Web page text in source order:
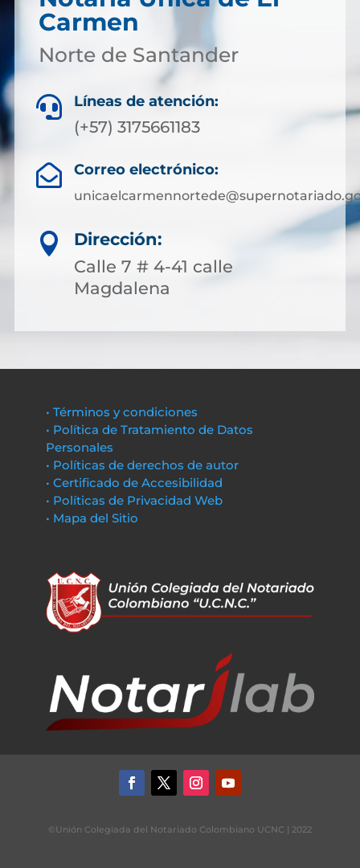
Carmen
Norte de Santander
 Líneas de atención:
(+57) 3175661183
 Correo electrónico:

Dirección:
Calle 7 # 4-41 calle
Magdalena
• Términos y condiciones
• Política de Tratamiento de Datos
Personales
• Políticas de derechos de autor
• Certificado de Accesibilidad
• Políticas de Privacidad Web
• Mapa del Sitio
©Unión Colegiada del Notariado Colombiano UCNC | 2022